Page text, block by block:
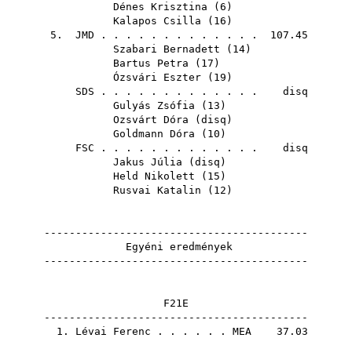
Dénes Krisztina ( 6 )
Kalapos Csilla ( 16 )
5. JMD . . . . . . . . . . . . . 107.45
Szabari Bernadett ( 14)
Bartus Petra ( 17 )
Ózsvári Eszter ( 19 )
SDS . . . . . . . . . . . . . disq
Gulyás Zsófia ( 13 )
Ozsvárt Dóra ( disq )
Goldmann Dóra ( 10 )
FSC . . . . . . . . . . . . . disq
Jakus Júlia ( disq )
Held Nikolett ( 15 )
Rusvai Katalin ( 12 )
------------------------------------------
Egyéni eredmények
------------------------------------------
F21E
------------------------------------------
1. Lévai Ferenc . . . . . . MEA 37.03